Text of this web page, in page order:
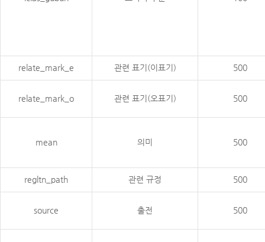
relate_mark_e 관련 표기(이표기) 500
relate_mark_o 관련 표기(오표기) 500
mean 의미 500
regltn_path 관련 규정 500
source 출전 500